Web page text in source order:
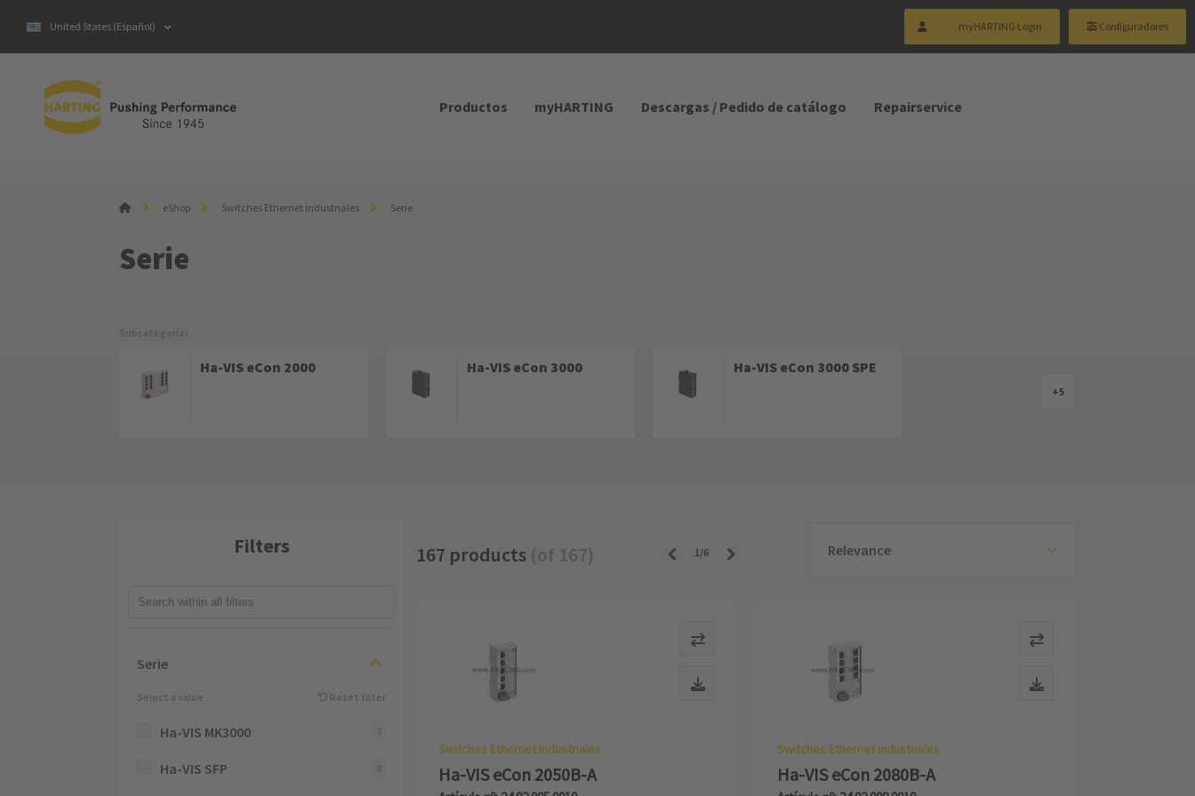
United States (Español) myHARTING Login Configuradores
Productos myHARTING Descargas / Pedido de catálogo Repairservice
eShop Switches Ethernet industriales Serie
Serie
Ha-VIS eCon 2000 Ha-VIS eCon 3000 Ha-VIS eCon 3000 SPE
+5
Filters
Serie
Select a value Reset filter
Ha-VIS MK3000 7
Ha-VIS SFP 8
167 products (of 167) 1/6 Relevance
Switches Ethernet industriales
Ha-VIS eCon 2050B-A
Switches Ethernet industriales
Ha-VIS eCon 2080B-A